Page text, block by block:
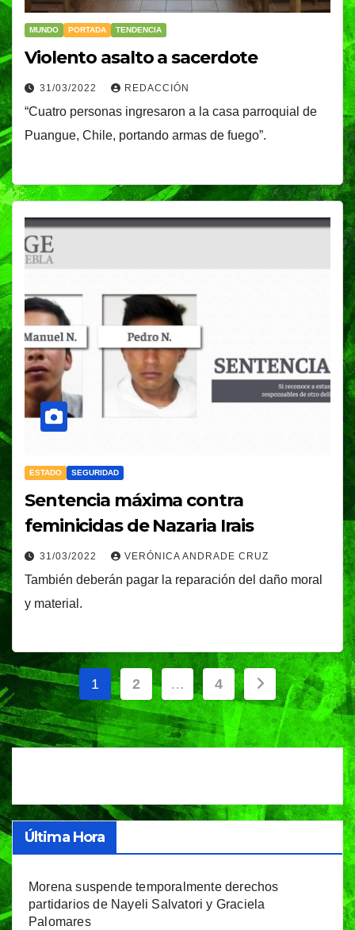
MUNDO PORTADA TENDENCIA
Violento asalto a sacerdote
31/03/2022 REDACCIÓN
“Cuatro personas ingresaron a la casa parroquial de
Puangue, Chile, portando armas de fuego”.
ESTADO SEGURIDAD
Sentencia máxima contra
feminicidas de Nazaria Irais
31/03/2022 VERÓNICA ANDRADE CRUZ
También deberán pagar la reparación del daño moral
y material.
Paginación
de
entradas
1 2 … 4
Última Hora
Morena suspende temporalmente derechos
partidarios de Nayeli Salvatori y Graciela
Palomares